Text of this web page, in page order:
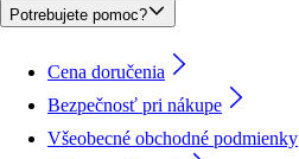
Potrebujete pomoc?
Cena doručenia
Bezpečnosť pri nákupe
Všeobecné obchodné podmienky